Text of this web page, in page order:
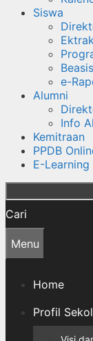
Siswa
e-
Alumni
Info
Kemitraan
PPDB
E-Learning
Cari
Menu
Home
Profil